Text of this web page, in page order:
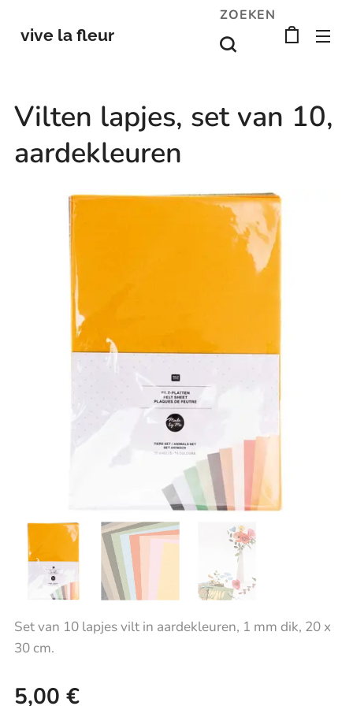
vive la fleur
ZOEKEN
Vilten lapjes, set van 10,
aardekleuren
Set van 10 lapjes vilt in aardekleuren, 1 mm dik, 20 x
30 cm.
5,00 €